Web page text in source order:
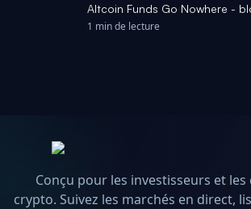
Altcoin Funds Go Nowhere -
1 min de lecture
Conçu pour les investisseurs et les
crypto. Suivez les marchés en direct,